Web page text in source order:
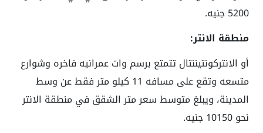
5200 جنيه.
منطقة الانتر:
أو الانتركونتيننتال تتمتع برسم وات عمرانيه فاخره وشوارع
متسعه وتقع على مسافه 11 كيلو متر فقط عن وسط
المدينة، ويبلغ متوسط سعر متر الشقق في منطقة الانتر
نحو 10150 جنيه.